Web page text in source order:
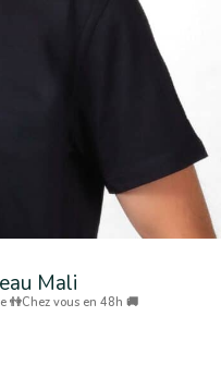
Mali
👫Chez vous en 48h 🚚